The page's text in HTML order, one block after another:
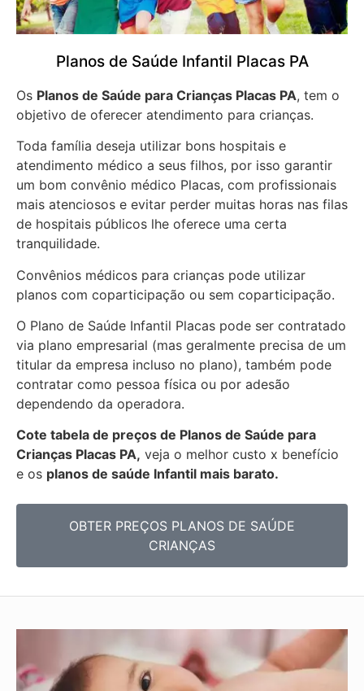
Planos de Saúde Infantil Placas PA
Os Planos de Saúde para Crianças Placas PA, tem o
objetivo de oferecer atendimento para crianças.
Toda família deseja utilizar bons hospitais e
atendimento médico a seus filhos, por isso garantir
um bom convênio médico Placas, com profissionais
mais atenciosos e evitar perder muitas horas nas filas
de hospitais públicos lhe oferece uma certa
tranquilidade.
Convênios médicos para crianças pode utilizar
planos com coparticipação ou sem coparticipação.
O Plano de Saúde Infantil Placas pode ser contratado
via plano empresarial (mas geralmente precisa de um
titular da empresa incluso no plano), também pode
contratar como pessoa física ou por adesão
dependendo da operadora.
Cote tabela de preços de Planos de Saúde para
Crianças Placas PA, veja o melhor custo x benefício
e os planos de saúde Infantil mais barato.
OBTER PREÇOS PLANOS DE SAÚDE
CRIANÇAS